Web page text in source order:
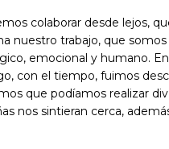
colaborar desde lejos,
nuestro trabajo, que somos
emocional y humano.
con el tiempo, fuimos
que podíamos realizar
nos sintieran cerca,